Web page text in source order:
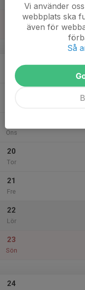
Mån
Ons
20
Tor
21
Fre
22
Lör
23
Sön
24
Vi använder
webbplats ska
även för
Så